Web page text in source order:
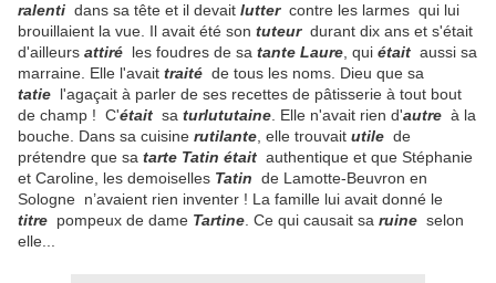
ralenti dans sa tête et il devait luttercontre les larmes qui lui
brouillaient la vue. Il avait été son tuteur durant dix ans et s'était
d'ailleurs attiré les foudres de sa tante Laure , qui était aussi sa
marraine. Elle l'avait traité de tous les noms. Dieu que sa
tatie l'agaçait à parler de ses recettes de pâtisserie à tout bout
de champ ! C'était sa turlututaine . Elle n'avait rien d'autre à la
bouche. Dans sa cuisine rutilante , elle trouvait utile de
prétendre que sa tarte Tatin était authentique et que Stéphanie
et Caroline, les demoiselles Tatin de Lamotte-Beuvron en
Sologne n’avaient rien inventer ! La famille lui avait donné le
titre pompeux de dame Tartine . Ce qui causait sa ruine selon
elle...